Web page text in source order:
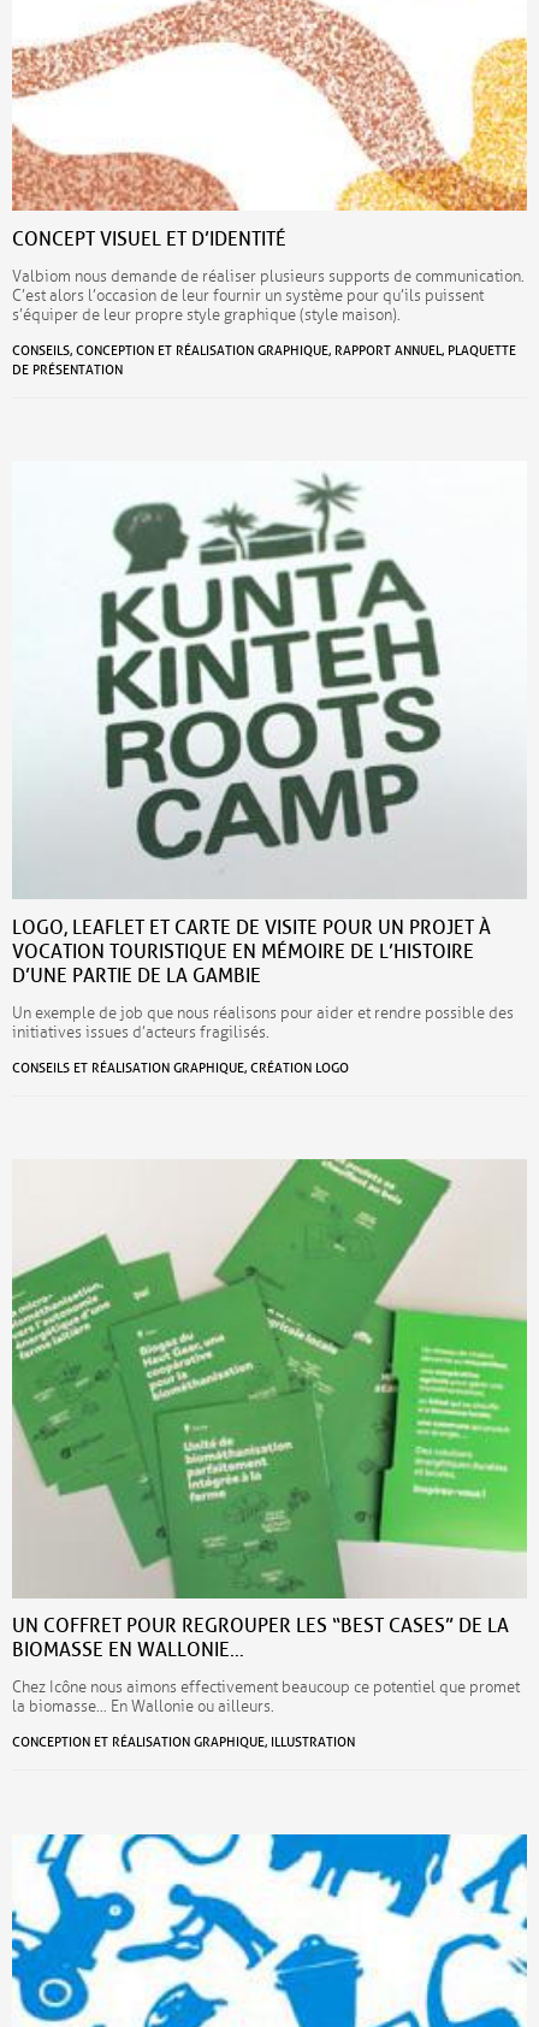
CONCEPT VISUEL ET D’IDENTITÉ
Valbiom nous demande de réaliser plusieurs supports de communication.
C’est alors l’occasion de leur fournir un système pour qu’ils puissent
s’équiper de leur propre style graphique (style maison).
CONSEILS, CONCEPTION ET RÉALISATION GRAPHIQUE, RAPPORT ANNUEL, PLAQUETTE
DE PRÉSENTATION
LOGO, LEAFLET ET CARTE DE VISITE POUR UN PROJET À
VOCATION TOURISTIQUE EN MÉMOIRE DE L’HISTOIRE
D’UNE PARTIE DE LA GAMBIE
Un exemple de job que nous réalisons pour aider et rendre possible des
initiatives issues d’acteurs fragilisés.
CONSEILS ET RÉALISATION GRAPHIQUE, CRÉATION LOGO
UN COFFRET POUR REGROUPER LES “BEST CASES” DE LA
BIOMASSE EN WALLONIE…
Chez Icône nous aimons effectivement beaucoup ce potentiel que promet
la biomasse… En Wallonie ou ailleurs.
CONCEPTION ET RÉALISATION GRAPHIQUE, ILLUSTRATION